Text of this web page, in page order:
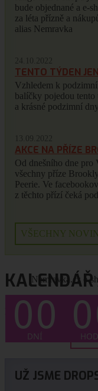
bude objednané a e-
za léta přízně a
alias Nemravka
24.10.2022
TENTO TÝDEN
Vzhledem k
balíčky pojedou
a krásné podzimní
13.09.2022
AKCE NA PŘÍZE
Od dnešního dne pro
všechny příze
Peerie. Ve
z těchto přízí čeká
VŠECHNY
Nemravka.cz e-
KALENDÁŘ
Není plánován žádný
...
UŽ JSME